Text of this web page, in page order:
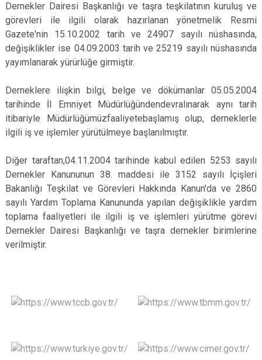
Dernekler Dairesi Başkanlığı ve taşra teşkilatının kuruluş ve
görevleri ile ilgili olarak hazırlanan yönetmelik Resmi
Gazete'nin 15.10.2002 tarih ve 24907 sayılı nüshasında,
değişiklikler ise 04.09.2003 tarih ve 25219 sayılı nüshasında
yayımlanarak yürürlüğe girmiştir.
Derneklere ilişkin bilgi, belge ve dökümanlar 05.05.2004
tarihinde İl Emniyet Müdürlüğündendevralınarak aynı tarih
itibariyle Müdürlüğümüzfaaliyetebaşlamış olup, derneklerle
ilgili iş ve işlemler yürütülmeye başlanılmıştır.
Diğer taraftan,04.11.2004 tarihinde kabul edilen 5253 sayılı
Dernekler Kanununun 38. maddesi ile 3152 sayılı İçişleri
Bakanlığı Teşkilat ve Görevleri Hakkında Kanun'da ve 2860
sayılı Yardım Toplama Kanununda yapılan değişiklikle yardım
toplama faaliyetleri ile ilgili iş ve işlemleri yürütme görevi
Dernekler Dairesi Başkanlığı ve taşra dernekler birimlerine
verilmiştir.